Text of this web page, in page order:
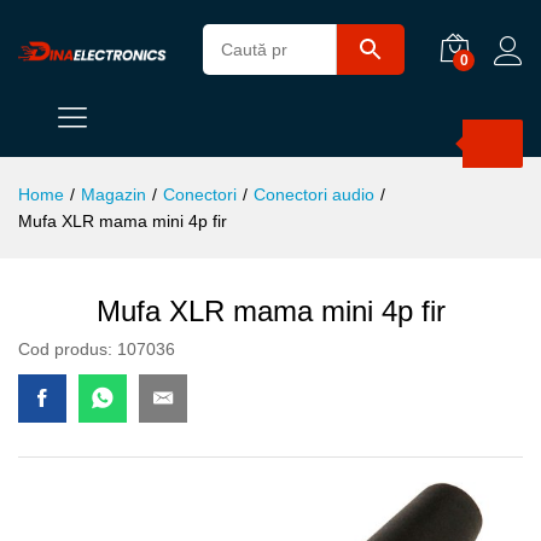
0
Home / Magazin / Conectori / Conectori audio /
Mufa XLR mama mini 4p fir
Mufa XLR mama mini 4p fir
Cod produs: 107036